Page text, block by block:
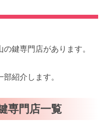
鍵専門店があります。
紹介します。
専門店一覧